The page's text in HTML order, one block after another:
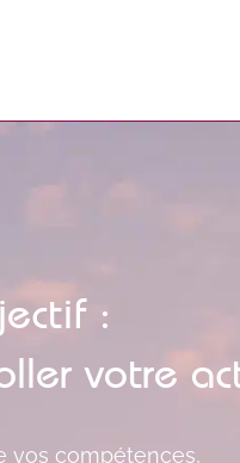
:
votre
vos compétences,